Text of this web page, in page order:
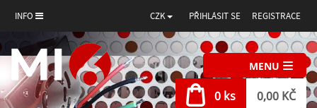
INFO CZK PŘIHLÁSIT SE REGISTRACE
MENU
0 ks 0,00 KČ